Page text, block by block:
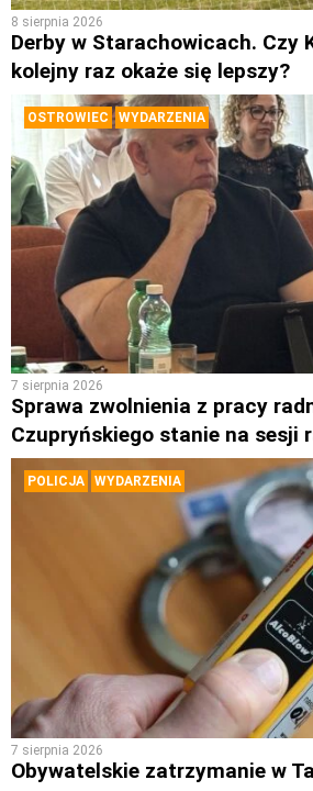
8 sierpnia 2026
Derby w Starachowicach. Czy
kolejny raz okaże się lepszy?
OSTROWIEC WYDARZENIA
7 sierpnia 2026
Sprawa zwolnienia z pracy
Czupryńskiego stanie na sesji
POLICJA WYDARZENIA
7 sierpnia 2026
Obywatelskie zatrzymanie w